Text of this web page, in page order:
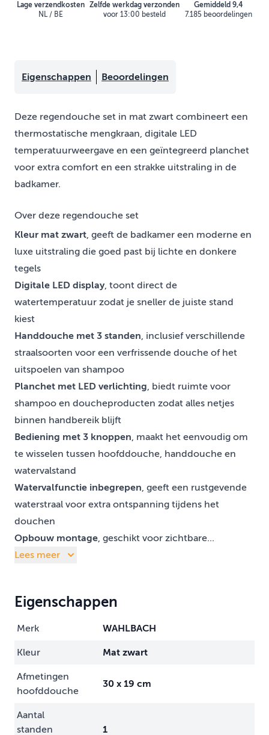
Lage verzendkosten
NL / BE
Zelfde werkdag verzonden
voor 13:00 besteld
Gemiddeld 9,4
7.185 beoordelingen
Eigenschappen Beoordelingen
Deze regendouche set in mat zwart combineert een
thermostatische mengkraan, digitale LED
temperatuurweergave en een geïntegreerd planchet
voor extra comfort en een strakke uitstraling in de
badkamer.
Over deze regendouche set
Kleur mat zwart, geeft de badkamer een moderne en
luxe uitstraling die goed past bij lichte en donkere
tegels
Digitale LED display, toont direct de
watertemperatuur zodat je sneller de juiste stand
kiest
Handdouche met 3 standen, inclusief verschillende
straalsoorten voor een verfrissende douche of het
uitspoelen van shampoo
Planchet met LED verlichting, biedt ruimte voor
shampoo en doucheproducten zodat alles netjes
binnen handbereik blijft
Bediening met 3 knoppen, maakt het eenvoudig om
te wisselen tussen hoofddouche, handdouche en
watervalstand
Watervalfunctie inbegrepen, geeft een rustgevende
waterstraal voor extra ontspanning tijdens het
douchen
Opbouw montage, geschikt voor zichtbare...
Lees meer
Eigenschappen
Merk WAHLBACH
Kleur Mat zwart
Afmetingen
hoofddouche
30 x 19 cm
Aantal
standen
1